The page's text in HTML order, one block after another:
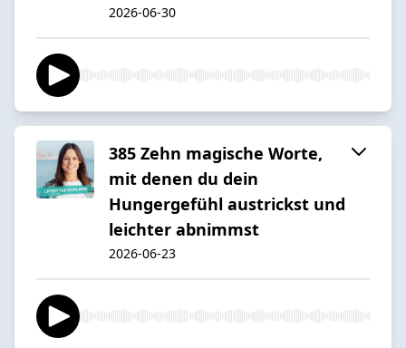
2026-06-30
385 Zehn magische Worte,
mit denen du dein
Hungergefühl austrickst und
leichter abnimmst
2026-06-23